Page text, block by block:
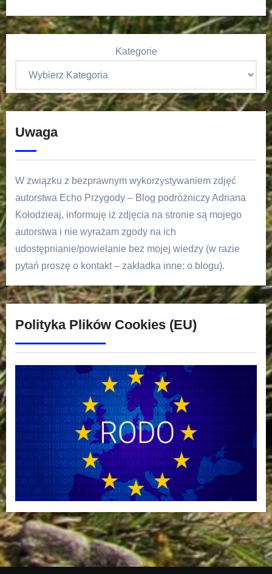
Kategorie
Uwaga
W związku z bezprawnym wykorzystywaniem zdjęć
autorstwa Echo Przygody – Blog podróżniczy Adriana
Kołodzieaj, informuję iż zdjęcia na stronie są mojego
autorstwa i nie wyrażam zgody na ich
udostępnianie/powielanie bez mojej wiedzy (w razie
pytań proszę o kontakt – zakładka inne: o blogu).
Polityka Plików Cookies (EU)